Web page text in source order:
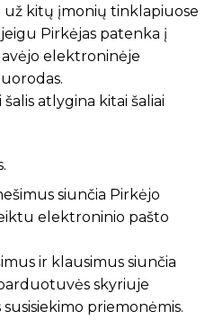
už kitų įmonių tinklapiuose
Pirkėjas patenka į
elektroninėje
šalis atlygina kitai šaliai
siunčia Pirkėjo
elektroninio pašto
ir klausimus siunčia
skyriuje
priemonėmis.